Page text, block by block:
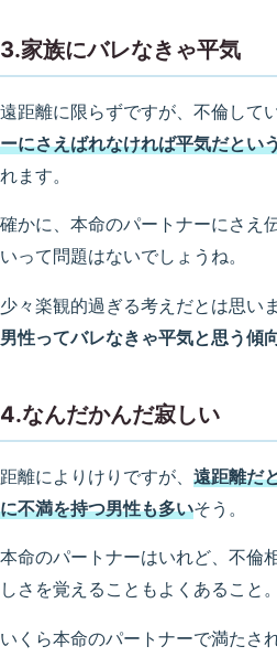
3.家族にバレなきゃ平気
遠距離に限らずですが、不倫してい
ーにさえばれなければ平気だとい
れます。
確かに、本命のパートナーにさえ
いって問題はないでしょうね。
少々楽観的過ぎる考えだとは思い
男性ってバレなきゃ平気と思う傾
4.なんだかんだ寂しい
距離によりけりですが、 遠距離だ
に不満を持つ男性も多いそう。
本命のパートナーはいれど、不倫
しさを覚えることもよくあること。
いくら本命のパートナーで満たさ